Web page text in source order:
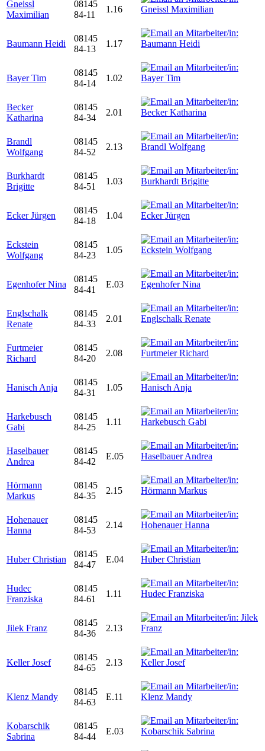
Gneissl
Maximilian
08145
84-11
1.16
Baumann Heidi
08145
84-13
1.17
Bayer Tim
08145
84-14
1.02
Becker
Katharina
08145
84-34
2.01
Brandl
Wolfgang
08145
84-52
2.13
Burkhardt
Brigitte
08145
84-51
1.03
Ecker Jürgen
08145
84-18
1.04
Eckstein
Wolfgang
08145
84-23
1.05
Egenhofer Nina
08145
84-41
E.03
Englschalk
Renate
08145
84-33
2.01
Furtmeier
Richard
08145
84-20
2.08
Hanisch Anja
08145
84-31
1.05
Harkebusch
Gabi
08145
84-25
1.11
Haselbauer
Andrea
08145
84-42
E.05
Hörmann
Markus
08145
84-35
2.15
Hohenauer
Hanna
08145
84-53
2.14
Huber Christian
08145
84-47
E.04
Hudec
Franziska
08145
84-61
1.11
Jilek Franz
08145
84-36
2.13
Keller Josef
08145
84-65
2.13
Klenz Mandy
08145
84-63
E.11
Kobarschik
Sabrina
08145
84-44
E.03